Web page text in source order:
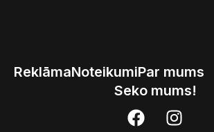
ReklāmaNoteikumiPar mums
Seko mums!
F
a
I
n